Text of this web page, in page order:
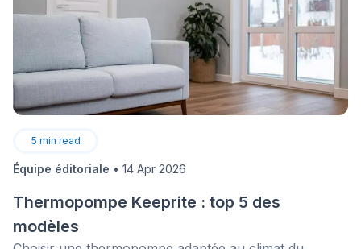
5 min read
Équipe éditoriale • 14 Apr 2026
Thermopompe Keeprite : top 5 des
modèles